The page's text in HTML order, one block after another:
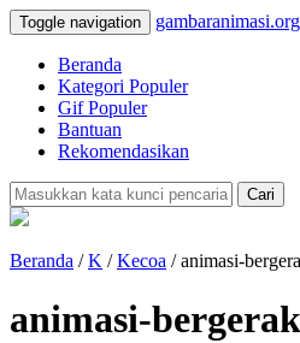
Toggle navigation gambaranimasi.org
Beranda
Kategori Populer
Gif Populer
Bantuan
Rekomendasikan
Cari
Beranda /K /Kecoa / animasi-
animasi-